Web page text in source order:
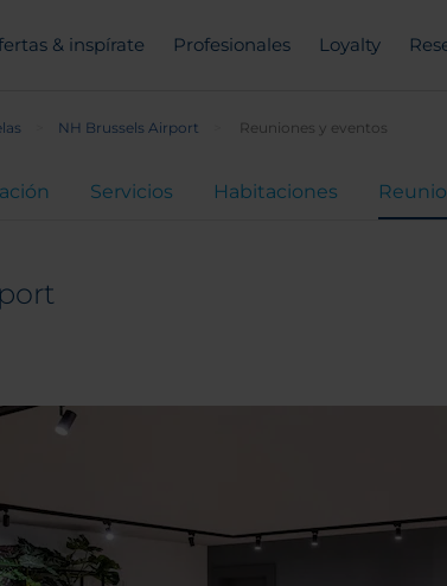
& inspírate Profesionales Loyalty
NH Brussels Airport Reuniones y eventos
Servicios Habitaciones